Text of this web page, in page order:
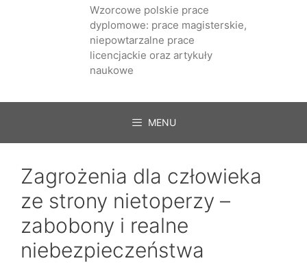
Wzorcowe polskie prace
dyplomowe: prace magisterskie,
niepowtarzalne prace
licencjackie oraz artykuły
naukowe
MENU
Zagrożenia dla człowieka
ze strony nietoperzy –
zabobony i realne
niebezpieczeństwa